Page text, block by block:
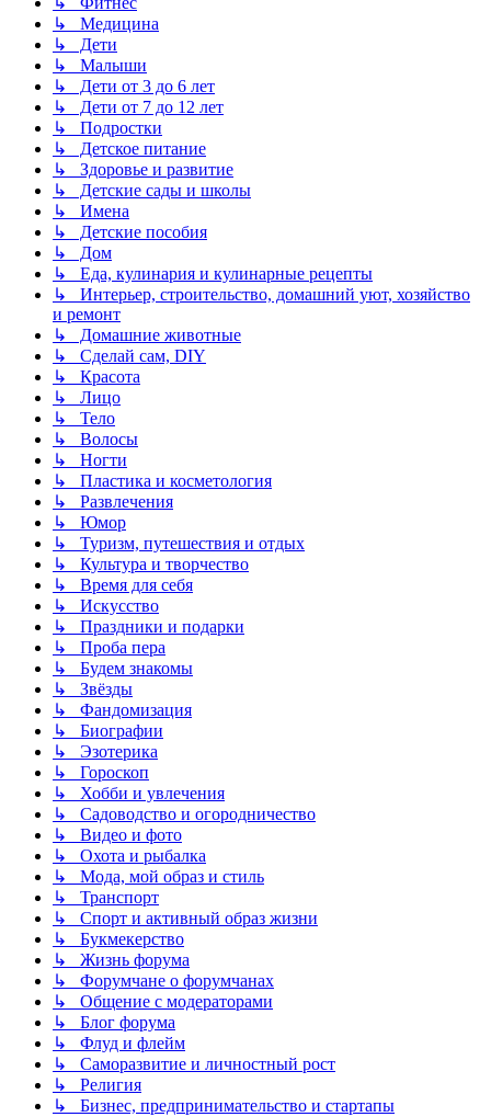
↳ Медицина
↳ Дети
↳ Малыши
↳ Дети от 3 до 6 лет
↳ Дети от 7 до 12 лет
↳ Подростки
↳ Детское питание
↳ Здоровье и развитие
↳ Детские сады и школы
↳ Имена
↳ Детские пособия
↳ Дом
↳ Еда, кулинария и кулинарные рецепты
↳ Интерьер, строительство, домашний уют, хозяйство
и ремонт
↳ Домашние животные
↳ Сделай сам, DIY
↳ Красота
↳ Лицо
↳ Тело
↳ Волосы
↳ Ногти
↳ Пластика и косметология
↳ Развлечения
↳ Юмор
↳ Туризм, путешествия и отдых
↳ Культура и творчество
↳ Время для себя
↳ Искусство
↳ Праздники и подарки
↳ Проба пера
↳ Будем знакомы
↳ Звёзды
↳ Фандомизация
↳ Биографии
↳ Эзотерика
↳ Гороскоп
↳ Хобби и увлечения
↳ Садоводство и огородничество
↳ Видео и фото
↳ Охота и рыбалка
↳ Мода, мой образ и стиль
↳ Транспорт
↳ Спорт и активный образ жизни
↳ Букмекерство
↳ Жизнь форума
↳ Форумчане о форумчанах
↳ Общение с модераторами
↳ Блог форума
↳ Флуд и флейм
↳ Саморазвитие и личностный рост
↳ Религия
↳ Бизнес, предпринимательство и стартапы